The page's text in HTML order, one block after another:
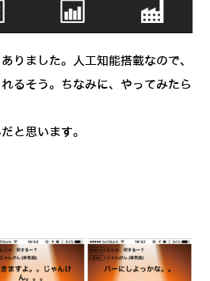
りました。人工知能搭載なので、
るそう。ちなみに、やってみたら
と思います。